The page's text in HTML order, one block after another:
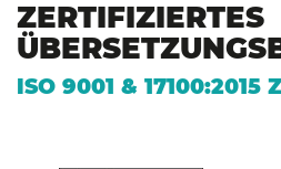
ZERTIFIZIERTES
ISO 9001 & 17100:2015